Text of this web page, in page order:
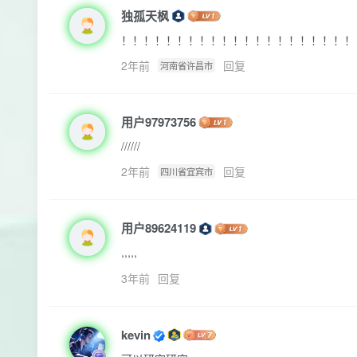
独孤天枫
！！！！！！！！！！！！！！！！！！！！
2年前
河南省许昌市 回复
用户97973756
//////
2年前
四川省宜宾市 回复
用户89624119
,,,,,
3年前 回复
kevin